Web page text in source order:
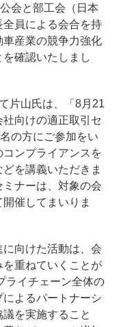
会と部工会（日本
員による会合を持
産業の競争力強化
確認いたしまし
片山氏は、「8月21
向けの適正取引セ
の方にご参加をい
ンプライアンスを
を講義いただきま
ナーは、対象の会
催してまいりま
向けた活動は、会
重ねていくことが
ライチェーン全体の
よるパートナーシ
を実施すること